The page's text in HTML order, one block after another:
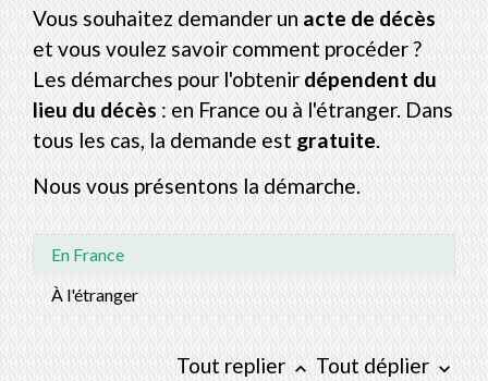
Vous souhaitez demander unacte de décès
et vous voulez savoir comment procéder ?
Les démarches pour l'obtenirdépendent du
lieu du décès: en France ou à l'étranger. Dans
tous les cas, la demande estgratuite.
Nous vous présentons la démarche.
En France
À l'étranger
Tout replier keyboard_arrow_up Tout déplierkeyboard_arrow_down